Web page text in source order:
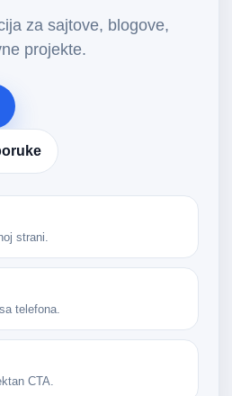
za sajtove, blogove,
projekte.
strani.
telefona.
CTA.